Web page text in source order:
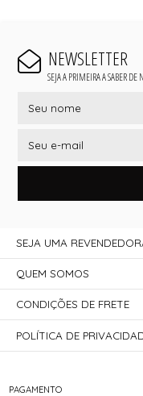
NEWSLETTER
SEJA A PRIMEIRA A SABER DE
PAGAMENTO
SEJA UMA
QUEM SOMOS
CONDIÇÕES DE FRETE
POLÍTICA DE